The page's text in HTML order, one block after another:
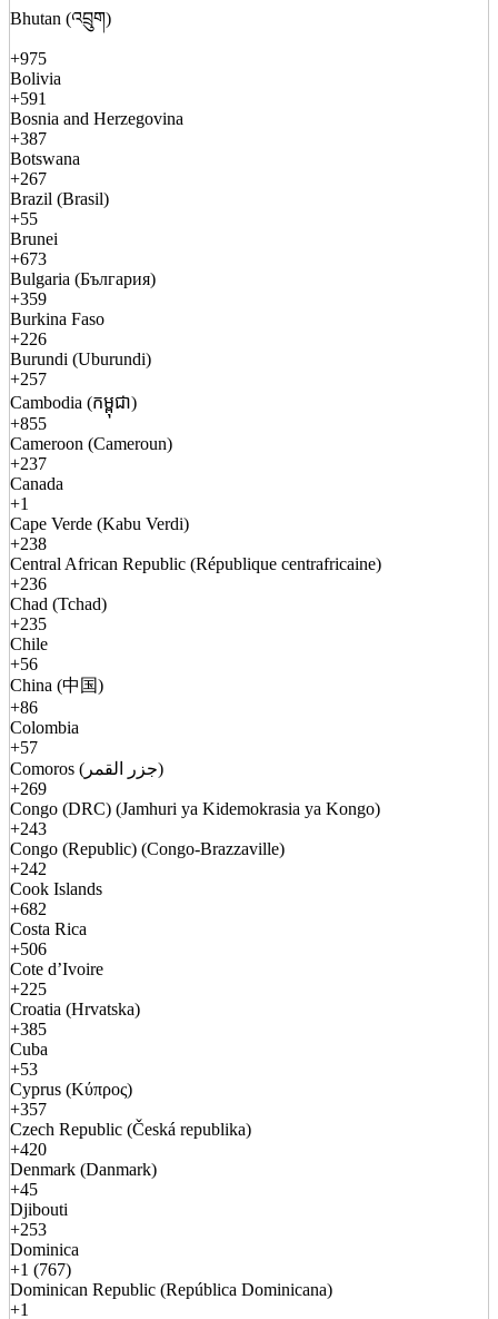
Bhutan (འབྲུག)
+975
Bolivia
+591
Bosnia and Herzegovina
+387
Botswana
+267
Brazil (Brasil)
+55
Brunei
+673
Bulgaria (България)
+359
Burkina Faso
+226
Burundi (Uburundi)
+257
Cambodia (កម្ពុជា)
+855
Cameroon (Cameroun)
+237
Canada
+1
Cape Verde (Kabu Verdi)
+238
Central African Republic (République centrafricaine)
+236
Chad (Tchad)
+235
Chile
+56
China (中国)
+86
Colombia
+57
Comoros (جزر القمر)
+269
Congo (DRC) (Jamhuri ya Kidemokrasia ya Kongo)
+243
Congo (Republic) (Congo-Brazzaville)
+242
Cook Islands
+682
Costa Rica
+506
Cote d’Ivoire
+225
Croatia (Hrvatska)
+385
Cuba
+53
Cyprus (Κύπρος)
+357
Czech Republic (Česká republika)
+420
Denmark (Danmark)
+45
Djibouti
+253
Dominica
+1 (767)
Dominican Republic (República Dominicana)
+1